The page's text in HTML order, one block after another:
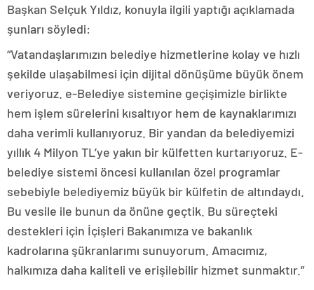
Başkan Selçuk Yıldız, konuyla ilgili yaptığı açıklamada
şunları söyledi:
“Vatandaşlarımızın belediye hizmetlerine kolay ve hızlı
şekilde ulaşabilmesi için dijital dönüşüme büyük önem
veriyoruz. e-Belediye sistemine geçişimizle birlikte
hem işlem sürelerini kısaltıyor hem de kaynaklarımızı
daha verimli kullanıyoruz. Bir yandan da belediyemizi
yıllık 4 Milyon TL’ye yakın bir külfetten kurtarıyoruz. E-
belediye sistemi öncesi kullanılan özel programlar
sebebiyle belediyemiz büyük bir külfetin de altındaydı.
Bu vesile ile bunun da önüne geçtik. Bu süreçteki
destekleri için İçişleri Bakanımıza ve bakanlık
kadrolarına şükranlarımı sunuyorum. Amacımız,
halkımıza daha kaliteli ve erişilebilir hizmet sunmaktır.”